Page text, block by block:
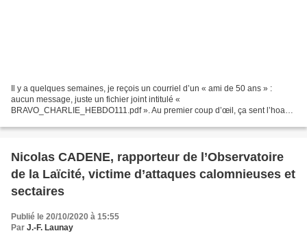
Il y a quelques semaines, je reçois un courriel d’un « ami de 50 ans » :
aucun message, juste un fichier joint intitulé «
BRAVO_CHARLIE_HEBDO111.pdf ». Au premier coup d’œil, ça sent l’hoax à
Nicolas CADENE, rapporteur de l’Observatoire
de la Laïcité, victime d’attaques calomnieuses et
sectaires
Publié le 20/10/2020 à 15:55
Par J.-F. Launay